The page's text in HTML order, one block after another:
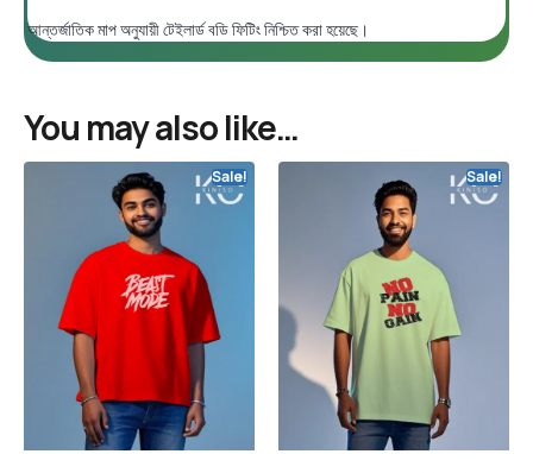
আন্তর্জাতিক মাপ অনুযায়ী টেইলার্ড বডি ফিটিং নিশ্চিত করা হয়েছে।
You may also like…
Sale! Sale!